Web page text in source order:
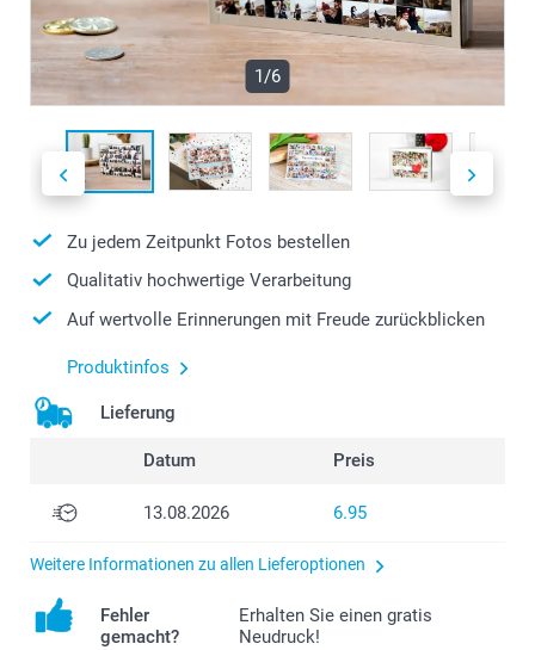
1/6
Zu jedem Zeitpunkt Fotos bestellen
Qualitativ hochwertige Verarbeitung
Auf wertvolle Erinnerungen mit Freude zurückblicken
Produktinfos
Lieferung
Datum Preis
13.08.2026 6.95
Weitere Informationen zu allen Lieferoptionen
Fehler
gemacht?
Erhalten Sie einen gratis
Neudruck!